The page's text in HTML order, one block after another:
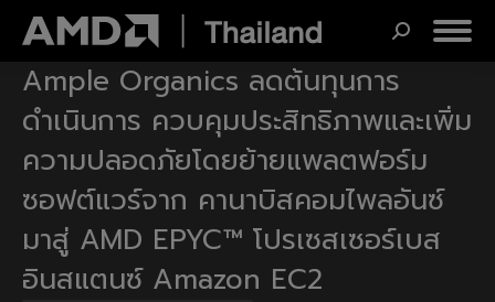
Search:
Ample Organics ลดต้นทุนการ
ดำเนินการ ควบคุมประสิทธิภาพและเพิ่ม
ความปลอดภัยโดยย้ายแพลตฟอร์ม
ซอฟต์แวร์จาก คานาบิสคอมไพลอันซ์
มาสู่ AMD EPYC™ โปรเซสเซอร์เบส
อินสแตนซ์ Amazon EC2